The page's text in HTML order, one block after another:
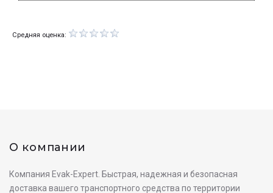
Средняя оценка:
О компании
Компания Evak-Expert. Быстрая, надежная и безопасная
доставка вашего транспортного средства по территории